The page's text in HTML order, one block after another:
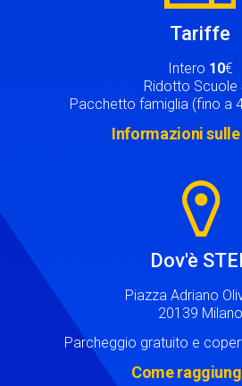
Tariffe
Intero 10€
Ridotto Scuole
Pacchetto famiglia (fino a
Informazioni
Dov'è
Piazza Adriano
20139 Milano
Parcheggio gratuito e
Come